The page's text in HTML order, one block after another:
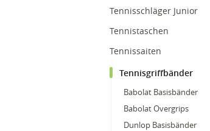
Tennisschläger Junior
Tennistaschen
Tennissaiten
Tennisgriffbänder
Babolat Basisbänder
Babolat Overgrips
Dunlop Basisbänder